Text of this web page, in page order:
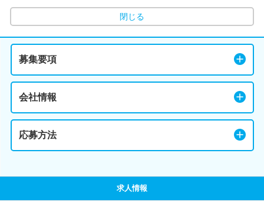
閉じる
募集要項
会社情報
応募方法
求人情報